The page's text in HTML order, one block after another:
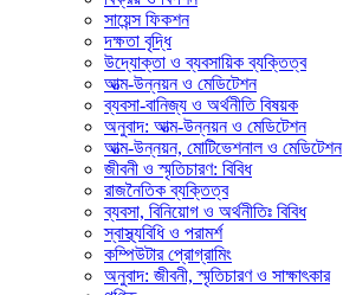
সায়েন্স ফিকশন
দক্ষতা বৃদ্ধি
উদ্যোক্তা ও ব্যবসায়িক ব্যক্তিত্ব
আত্ম-উন্নয়ন ও মেডিটেশন
ব্যবসা-বানিজ্য ও অর্থনীতি বিষয়ক
অনুবাদ: আত্ম-উন্নয়ন ও মেডিটেশন
আত্ম-উন্নয়ন, মোটিভেশনাল ও মেডিটেশন
জীবনী ও স্মৃতিচারণ: বিবিধ
রাজনৈতিক ব্যক্তিত্ব
ব্যবসা, বিনিয়োগ ও অর্থনীতিঃ বিবিধ
স্বাস্থ্যবিধি ও পরামর্শ
কম্পিউটার প্রোগ্রামিং
অনুবাদ: জীবনী, স্মৃতিচারণ ও সাক্ষাৎকার